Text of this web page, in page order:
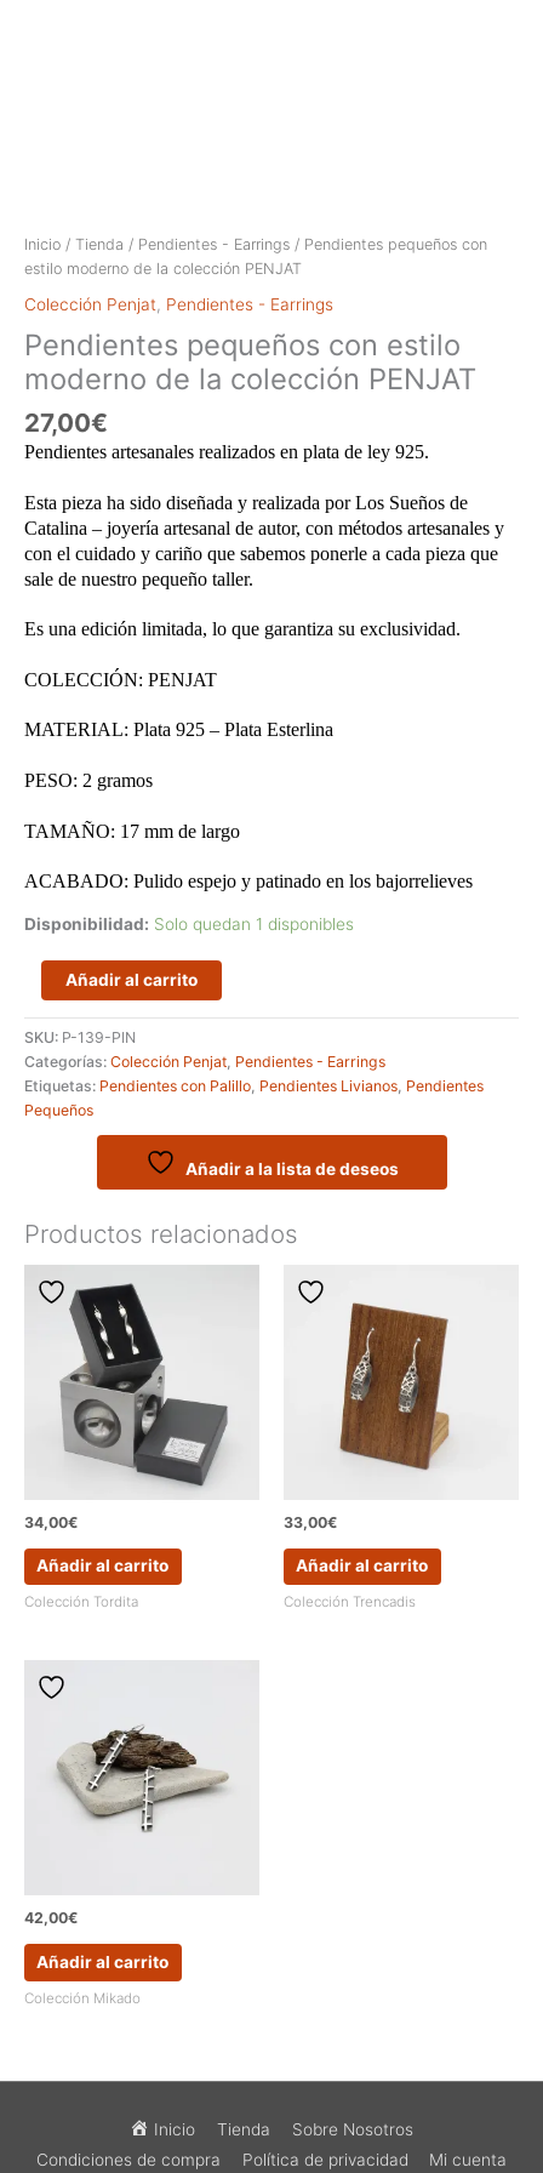
Inicio / Tienda / Pendientes - Earrings / Pendientes pequeños con
estilo moderno de la colección PENJAT
Colección Penjat Pendientes - Earrings
Pendientes pequeños con estilo
moderno de la colección PENJAT
27,00€
Pendientes artesanales realizados en plata de ley 925.
Esta pieza ha sido diseñada y realizada por Los Sueños de
Catalina – joyería artesanal de autor, con métodos artesanales y
con el cuidado y cariño que sabemos ponerle a cada pieza que
sale de nuestro pequeño taller.
Es una edición limitada, lo que garantiza su exclusividad.
COLECCIÓN: PENJAT
MATERIAL: Plata 925 – Plata Esterlina
PESO: 2 gramos
TAMAÑO: 17 mm de largo
ACABADO: Pulido espejo y patinado en los bajorrelieves
Disponibilidad: Solo quedan 1 disponibles
Pendientes
pequeños
con
estilo
moderno
de
la
colección
Añadir al carrito
SKU: P-139-PIN
Categorías: Colección Penjat, Pendientes - Earrings
Etiquetas: Pendientes con Palillo, Pendientes Livianos, Pendientes
Pequeños
Añadir a la lista de deseos
Productos relacionados
34,00€
Añadir al carrito
Colección Tordita
33,00€
Añadir al carrito
Colección Trencadis
42,00€
Añadir al carrito
Colección Mikado
Inicio Tienda
Sobre Nosotros
Condiciones de compra
Política de privacidad Mi cuenta